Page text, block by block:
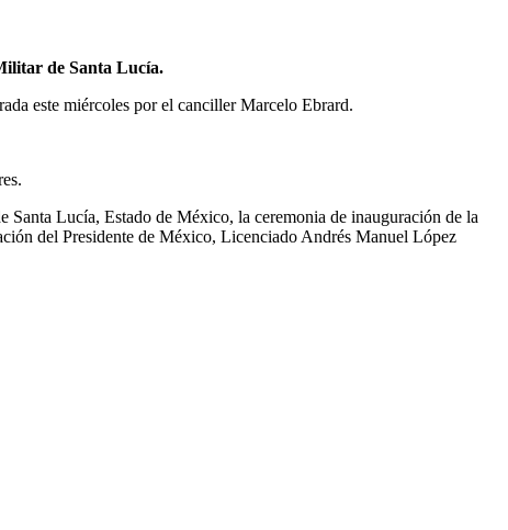
de Santa Lucía.
este miércoles por el canciller Marcelo Ebrard.
Santa Lucía, Estado de México, la ceremonia de inauguración de la
del Presidente de México, Licenciado Andrés Manuel López